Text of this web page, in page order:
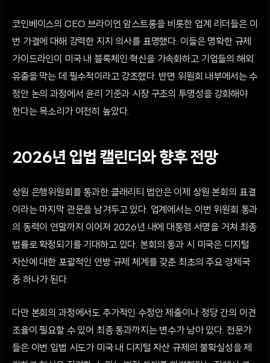
코인베이스의 CEO 브라이언 암스트롱을 비롯한 업계 리더들은 이
번 가결에 대해 강력한 지지 의사를 표명했다. 이들은 명확한 규제
가이드라인이 미국 내 블록체인 혁신을 가속화하고 기업들의 해외
유출을 막는 데 필수적이라고 강조했다. 반면 위원회 내부에서는 수
정안 논의 과정에서 윤리 기준과 시장 구조의 투명성을 강화해야
한다는 목소리가 여전히 높았다.
2026년 입법 캘린더와 향후 전망
상원 은행위원회를 통과한 클래리티 법안은 이제 상원 본회의 표결
이라는 마지막 관문을 남겨두고 있다. 업계에서는 이번 위원회 통과
의 동력이 연말까지 이어져 2026년 내에 대통령 서명을 거쳐 최종
법률로 확정되기를 기대하고 있다. 본회의 통과 시 미국은 디지털
자산에 대한 포괄적인 연방 규제 체계를 갖춘 최초의 주요 경제국
중 하나가 된다.
다만 본회의 과정에서도 추가적인 수정안 제출이나 정당 간의 이견
조율이 필요할 수 있어 최종 통과까지는 변수가 남아 있다. 전문가
들은 이번 입법 시도가 미국 내 디지털 자산 규제의 불확실성을 제